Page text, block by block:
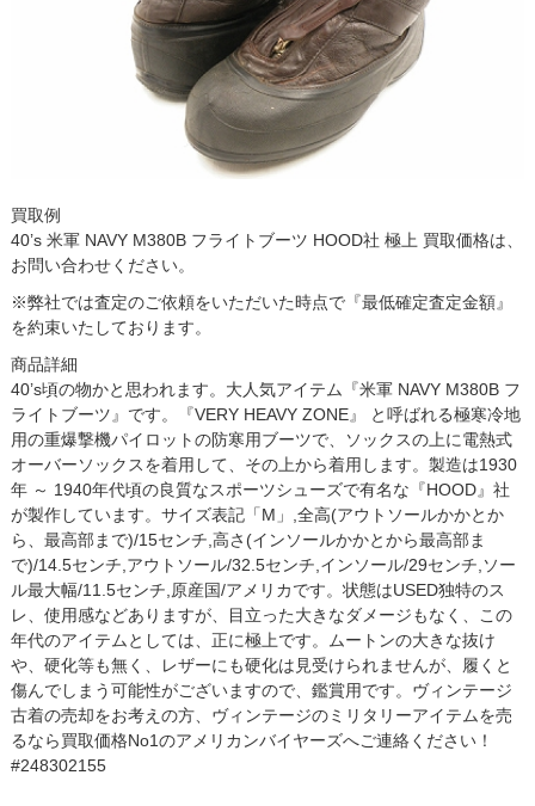
買取例
40’s 米軍 NAVY M380B フライトブーツ HOOD社 極上 買取価格は、
お問い合わせください。
※弊社では査定のご依頼をいただいた時点で『最低確定査定金額』
を約束いたしております。
商品詳細
40’s頃の物かと思われます。大人気アイテム『米軍 NAVY M380B フ
ライトブーツ』です。『VERY HEAVY ZONE』 と呼ばれる極寒冷地
用の重爆撃機パイロットの防寒用ブーツで、ソックスの上に電熱式
オーバーソックスを着用して、その上から着用します。製造は1930
年 ～ 1940年代頃の良質なスポーツシューズで有名な『HOOD』社
が製作しています。サイズ表記「M」,全高(アウトソールかかとか
ら、最高部まで)/15センチ,高さ(インソールかかとから最高部ま
で)/14.5センチ,アウトソール/32.5センチ,インソール/29センチ,ソー
ル最大幅/11.5センチ,原産国/アメリカです。状態はUSED独特のス
レ、使用感などありますが、目立った大きなダメージもなく、この
年代のアイテムとしては、正に極上です。ムートンの大きな抜け
や、硬化等も無く、レザーにも硬化は見受けられませんが、履くと
傷んでしまう可能性がございますので、鑑賞用です。ヴィンテージ
古着の売却をお考えの方、ヴィンテージのミリタリーアイテムを売
るなら買取価格No1のアメリカンバイヤーズへご連絡ください！
#248302155